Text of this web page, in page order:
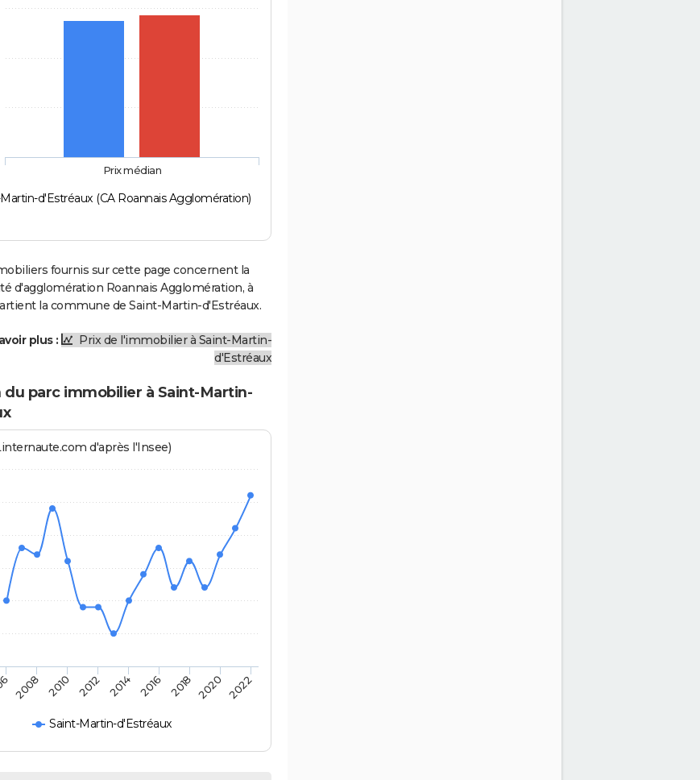
d'Estréaux (CA Roannais Agglomération)
Prix médian
fournis sur cette page concernent la
d'agglomération Roannais Agglomération, à
la commune de Saint-Martin-d'Estréaux.
plus :
Prix de l'immobilier à Saint-Martin-
d'Estréaux
du parc immobilier à Saint-Martin-
d'après l'Insee)
Saint-Martin-d'Estréaux
2008 2010 2012 2014 2016 2018 2020 2022